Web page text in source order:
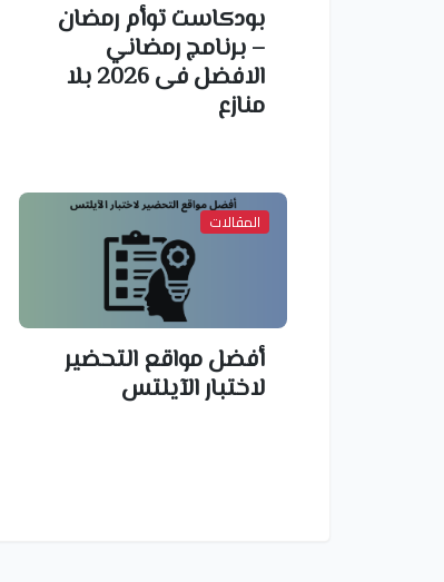
بودكاست توأم رمضان
– برنامج رمضاني
الافضل فى 2026 بلا
منازع
المقالات
أفضل مواقع التحضير
لاختبار الآيلتس